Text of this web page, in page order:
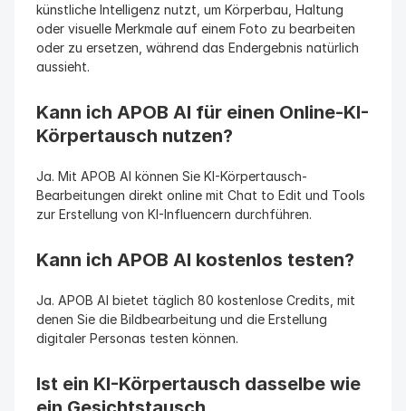
künstliche Intelligenz nutzt, um Körperbau, Haltung
oder visuelle Merkmale auf einem Foto zu bearbeiten
oder zu ersetzen, während das Endergebnis natürlich
aussieht.
Kann ich APOB AI für einen Online-KI-
Körpertausch nutzen?
Ja. Mit APOB AI können Sie KI-Körpertausch-
Bearbeitungen direkt online mit Chat to Edit und Tools
zur Erstellung von KI-Influencern durchführen.
Kann ich APOB AI kostenlos testen?
Ja. APOB AI bietet täglich 80 kostenlose Credits, mit
denen Sie die Bildbearbeitung und die Erstellung
digitaler Personas testen können.
Ist ein KI-Körpertausch dasselbe wie